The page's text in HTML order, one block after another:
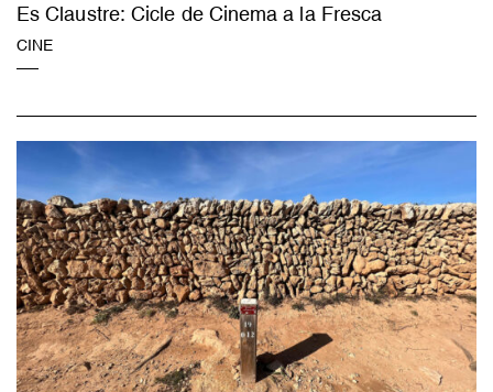
Es Claustre: Cicle de Cinema a la Fresca
CINE